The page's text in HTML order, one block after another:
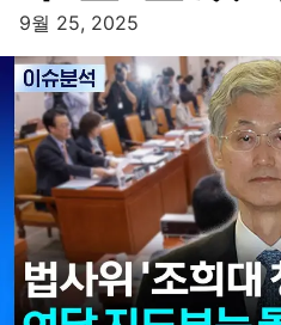
9월 25, 2025